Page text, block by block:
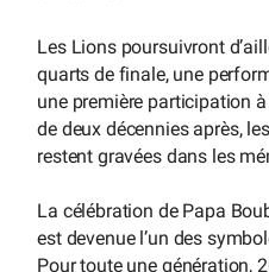
Les Lions poursuivront
quarts de finale, une
une première participation
de deux décennies après,
restent gravées dans les
La célébration de Papa
est devenue l’un des
Pour toute une génération,